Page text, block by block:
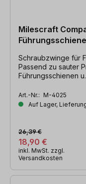
Milescraft
Schraubzwinge für
Passend zu sauter
Führungsschienen
Art.-Nr.: M-4025
Auf Lager,
18,90 €
26,39 €
inkl. MwSt. zzgl.
Versandkosten